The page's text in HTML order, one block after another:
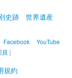
史跡 世界遺産
Facebook
YouTube
員 ]
規約